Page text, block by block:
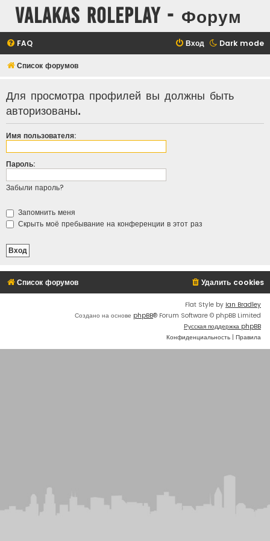
Valakas Roleplay - Форум
Dark mode
FAQ Вход
Список форумов
Для просмотра профилей вы должны быть
авторизованы.
Имя пользователя:
Пароль:
Забыли пароль?
Запомнить меня
Скрыть моё пребывание на конференции в этот раз
Список форумов Удалить cookies
Flat Style by Ian Bradley
Создано на основе phpBB® Forum Software © phpBB Limited
Русская поддержка phpBB
Конфиденциальность | Правила